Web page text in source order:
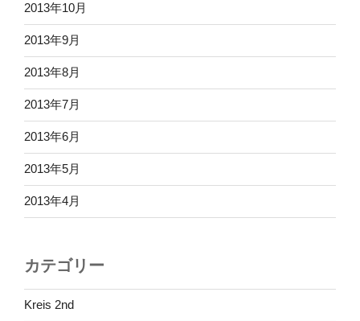
2013年10月
2013年9月
2013年8月
2013年7月
2013年6月
2013年5月
2013年4月
カテゴリー
Kreis 2nd